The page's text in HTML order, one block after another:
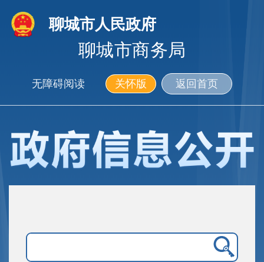
聊城市人民政府
聊城市商务局
无障碍阅读 关怀版 返回首页